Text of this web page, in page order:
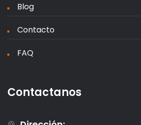
Blog
Contacto
FAQ
Contactanos